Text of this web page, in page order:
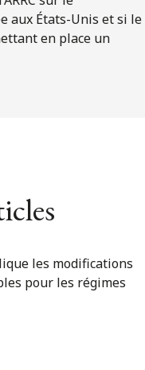
aux États-Unis et si le
en place un